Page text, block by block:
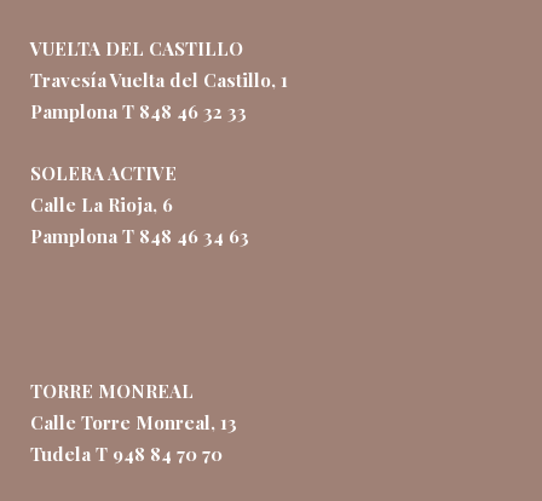
VUELTA DEL CASTILLO
Travesía Vuelta del Castillo, 1
Pamplona T 848 46 32 33
SOLERA ACTIVE
Calle La Rioja, 6
Pamplona T 848 46 34 63
TORRE MONREAL
Calle Torre Monreal, 13
Tudela T 948 84 70 70